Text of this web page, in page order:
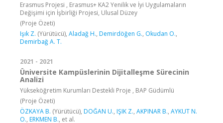
Erasmus Projesi , Erasmus+ KA2 Yenilik ve İyi Uygulamaların
Değişimi için İşbirliği Projesi, Ulusal Düzey
(Proje Özeti)
Işık Z. (Yürütücü), Aladağ H., Demirdöğen G., Okudan O.,
Demirbağ A. T.
2021 - 2021
Üniversite Kampüslerinin Dijitalleşme Sürecinin
Analizi
Yükseköğretim Kurumları Destekli Proje , BAP Güdümlü
(Proje Özeti)
ÖZKAYA B. (Yürütücü), DOĞAN U., IŞIK Z., AKPINAR B., AYKUT N.
O., ERKMEN B., et al.